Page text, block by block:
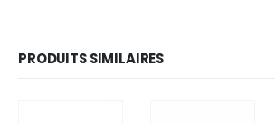
PRODUITS SIMILAIRES